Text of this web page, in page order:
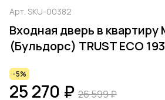
Арт. SKU-00382
Входная дверь в
(Бульдорс) TRUST ECO 193
-5%
25 270 ₽ 26 599 ₽